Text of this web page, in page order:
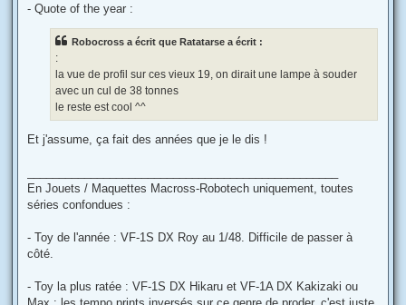
- Quote of the year :
Robocross a écrit que Ratatarse a écrit :
:
la vue de profil sur ces vieux 19, on dirait une lampe à souder
avec un cul de 38 tonnes
le reste est cool ^^
Et j'assume, ça fait des années que je le dis !
En Jouets / Maquettes Macross-Robotech uniquement, toutes
séries confondues :
- Toy de l'année : VF-1S DX Roy au 1/48. Difficile de passer à
côté.
- Toy la plus ratée : VF-1S DX Hikaru et VF-1A DX Kakizaki ou